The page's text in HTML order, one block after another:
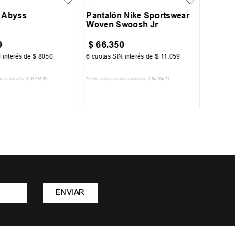
Abyss
interés de$ 8050
nacionales: $ 39.916 ,53
Pantalón Nike Sportswear
Woven Swoosh Jr
$ 66.350
6 cuotas SIN interés de$ 11 059
Precio sin impuestos nacionales: $ 54.834 ,71
ENVIAR